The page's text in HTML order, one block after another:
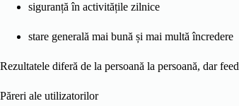
siguranță în activitățile zilnice
stare generală mai bună și mai multă încredere
Rezultatele diferă de la persoană la persoană, dar
Păreri ale utilizatorilor